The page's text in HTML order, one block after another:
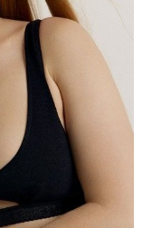
praniach przy
klikając przycisk